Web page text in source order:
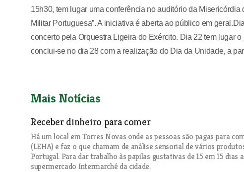
15h30, tem lugar uma conferência no auditório da
Militar Portuguesa”. A iniciativa é aberta ao público em
concerto pela Orquestra Ligeira do Exército. Dia 22 tem lugar
conclui-se no dia 28 com a realização do Dia da Unidade, a
Mais Notícias
Receber dinheiro para comer
Há um local em Torres Novas onde as pessoas são pagas para
(LEHA) e faz o que chamam de análise sensorial de vários
Portugal. Para dar trabalho às papilas gustativas de 15 em 15
supermercado Intermarché da cidade.